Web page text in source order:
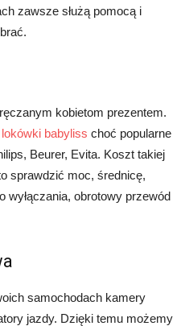
zawsze służą pomocą i
kobietom prezentem.
lokówki babyliss choć popularne
Beurer, Evita. Koszt takiej
sprawdzić moc, średnicę,
wyłączania, obrotowy przewód
samochodach kamery
jazdy. Dzięki temu możemy